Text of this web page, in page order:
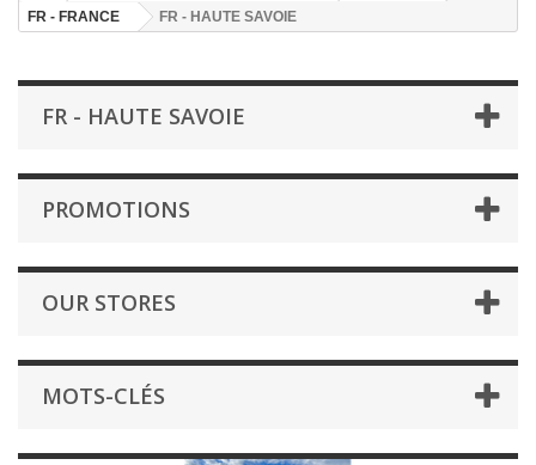
FR - FRANCE
FR - HAUTE SAVOIE
FR - HAUTE SAVOIE
PROMOTIONS
OUR STORES
MOTS-CLÉS